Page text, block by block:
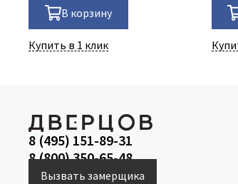
В корзину
Купить в 1 клик
8 (495) 151-89-31
8 (800) 350-65-48
Вызвать замерщика